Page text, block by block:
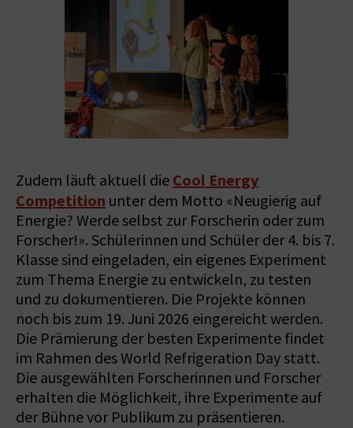
Zudem läuft aktuell die Cool Energy
Competition unter dem Motto «Neugierig auf
Energie? Werde selbst zur Forscherin oder zum
Forscher!». Schülerinnen und Schüler der 4. bis 7.
Klasse sind eingeladen, ein eigenes Experiment
zum Thema Energie zu entwickeln, zu testen
und zu dokumentieren. Die Projekte können
noch bis zum 19. Juni 2026 eingereicht werden.
Die Prämierung der besten Experimente findet
im Rahmen des World Refrigeration Day statt.
Die ausgewählten Forscherinnen und Forscher
erhalten die Möglichkeit, ihre Experimente auf
der Bühne vor Publikum zu präsentieren.